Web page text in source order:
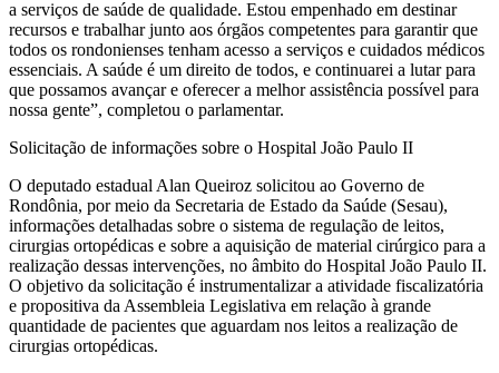
a serviços de saúde de qualidade. Estou empenhado em destinar
recursos e trabalhar junto aos órgãos competentes para garantir que
todos os rondonienses tenham acesso a serviços e cuidados médicos
essenciais. A saúde é um direito de todos, e continuarei a lutar para
que possamos avançar e oferecer a melhor assistência possível para
nossa gente”, completou o parlamentar.
Solicitação de informações sobre o Hospital João Paulo II
O deputado estadual Alan Queiroz solicitou ao Governo de
Rondônia, por meio da Secretaria de Estado da Saúde (Sesau),
informações detalhadas sobre o sistema de regulação de leitos,
cirurgias ortopédicas e sobre a aquisição de material cirúrgico para a
realização dessas intervenções, no âmbito do Hospital João Paulo II.
O objetivo da solicitação é instrumentalizar a atividade fiscalizatória
e propositiva da Assembleia Legislativa em relação à grande
quantidade de pacientes que aguardam nos leitos a realização de
cirurgias ortopédicas.